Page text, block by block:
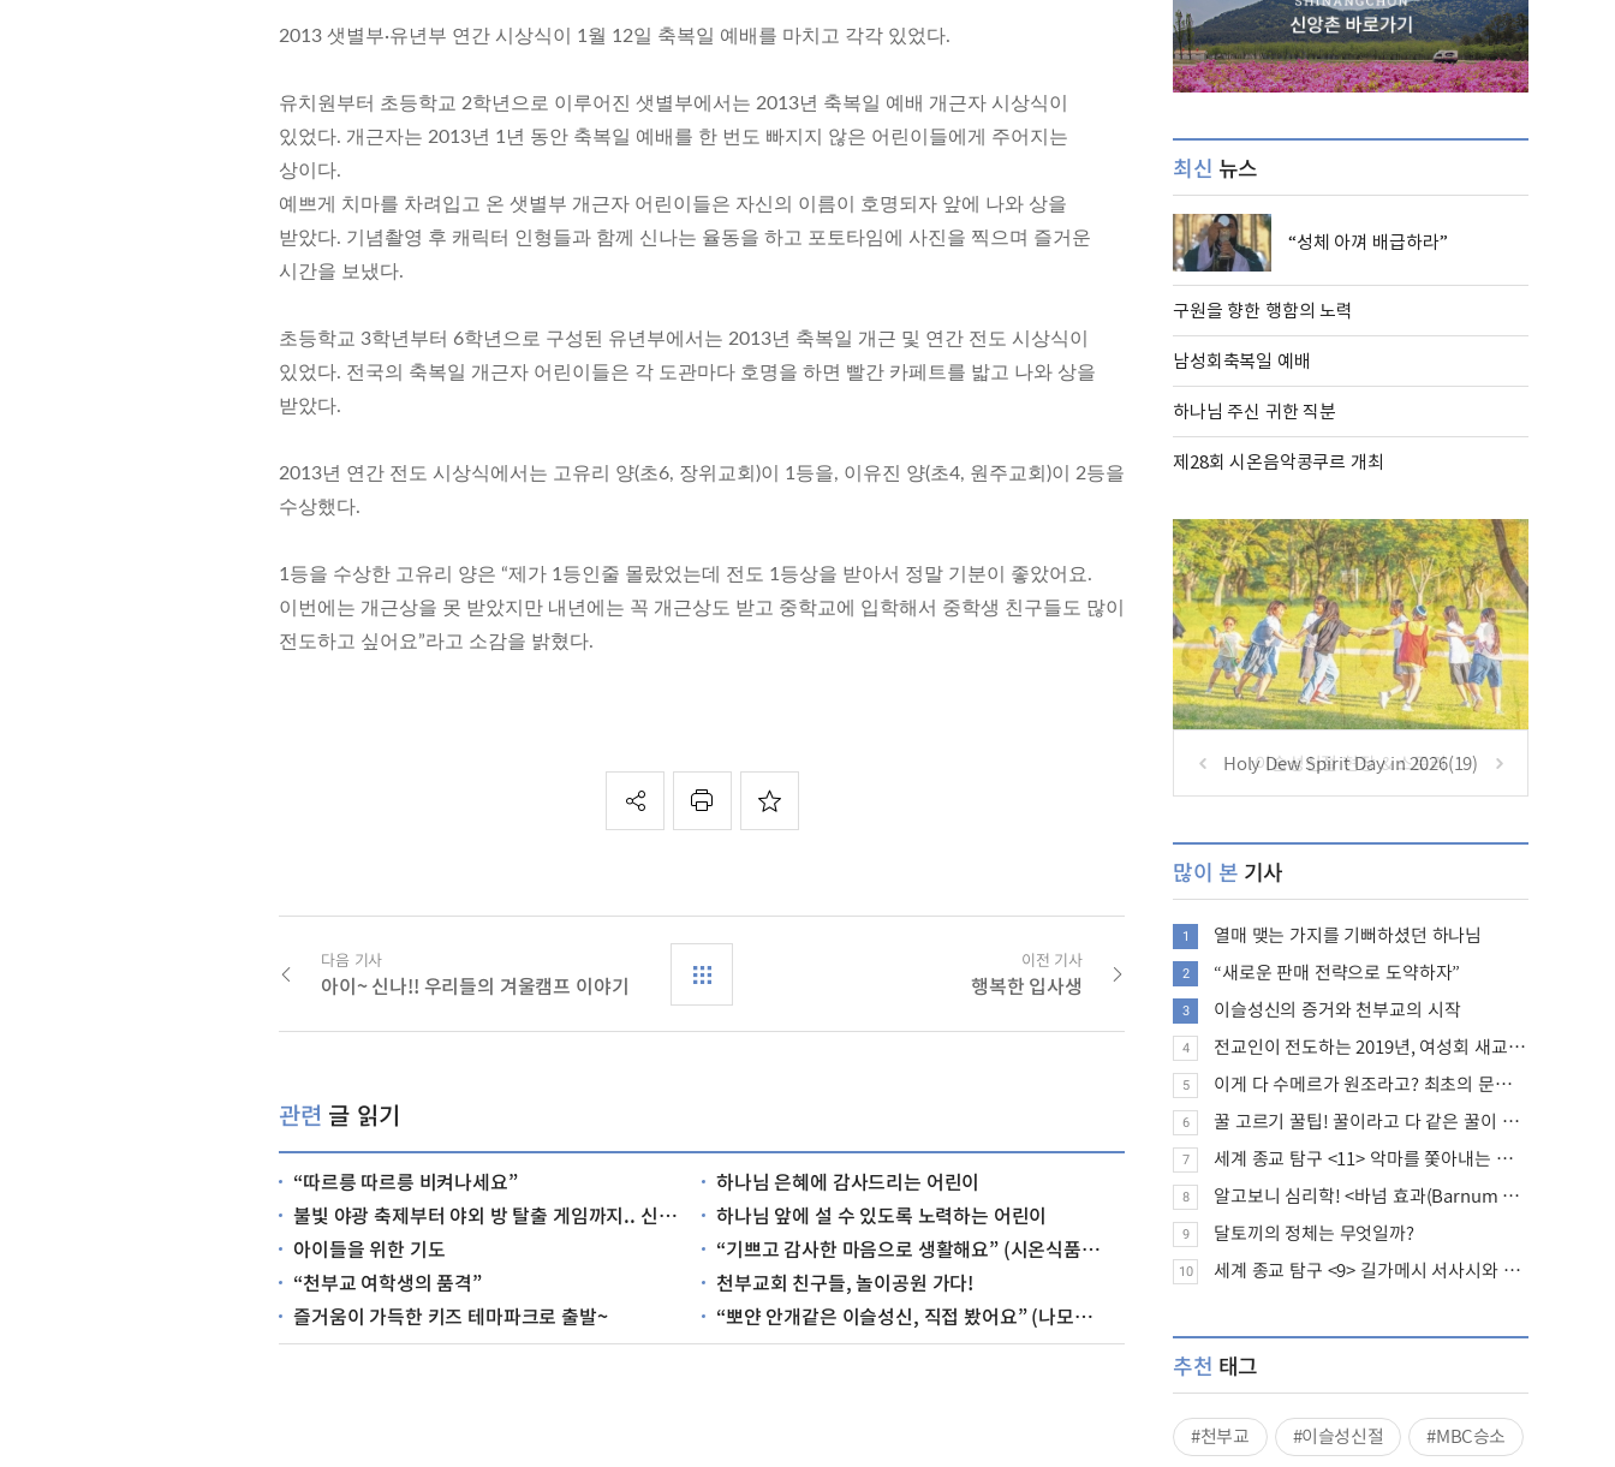
2013 샛별부·유년부 연간 시상식이 1월 12일 축복일 예배를 마치고 각각 있었다.
유치원부터 초등학교 2학년으로 이루어진 샛별부에서는 2013년 축복일 예배 개근자 시상식이
있었다. 개근자는 2013년 1년 동안 축복일 예배를 한 번도 빠지지 않은 어린이들에게 주어지는
상이다.
예쁘게 치마를 차려입고 온 샛별부 개근자 어린이들은 자신의 이름이 호명되자 앞에 나와 상을
받았다. 기념촬영 후 캐릭터 인형들과 함께 신나는 율동을 하고 포토타임에 사진을 찍으며 즐거운
시간을 보냈다.
초등학교 3학년부터 6학년으로 구성된 유년부에서는 2013년 축복일 개근 및 연간 전도 시상식이
있었다. 전국의 축복일 개근자 어린이들은 각 도관마다 호명을 하면 빨간 카페트를 밟고 나와 상을
받았다.
2013년 연간 전도 시상식에서는 고유리 양(초6, 장위교회)이 1등을, 이유진 양(초4, 원주교회)이 2등을
수상했다.
1등을 수상한 고유리 양은 “제가 1등인줄 몰랐었는데 전도 1등상을 받아서 정말 기분이 좋았어요.
이번에는 개근상을 못 받았지만 내년에는 꼭 개근상도 받고 중학교에 입학해서 중학생 친구들도 많이
전도하고 싶어요”라고 소감을 밝혔다.
다음 기사
아이~ 신나!! 우리들의 겨울캠프 이야기
이전 기사
행복한 입사생
관련 글 읽기
“따르릉 따르릉 비켜나세요”
하나님 은혜에 감사드리는 어린이
불빛 야광 축제부터 야외 방 탈출 게임까지.. 신앙촌 캠프 역시 최고!
하나님 앞에 설 수 있도록 노력하는 어린이
아이들을 위한 기도
“기쁘고 감사한 마음으로 생활해요” (시온식품여자고등학교 새내기들)
“천부교 여학생의 품격”
천부교회 친구들, 놀이공원 가다!
즐거움이 가득한 키즈 테마파크로 출발~
“뽀얀 안개같은 이슬성신, 직접 봤어요” (나모나(초5)/성남교회)
최신 뉴스
“성체 아껴 배급하라”
구원을 향한 행함의 노력
남성회축복일 예배
하나님 주신 귀한 직분
제28회 시온음악콩쿠르 개최
Holy Dew Spirit Day in 2026(19)
많이 본 기사
1 열매 맺는 가지를 기뻐하셨던 하나님
2 “새로운 판매 전략으로 도약하자”
3 이슬성신의 증거와 천부교의 시작
4 전교인이 전도하는 2019년, 여성회 새교인 증가 추세
5 이게 다 수메르가 원조라고? 최초의 문명, 수메르는 어떤 문명이었을까?
6 꿀 고르기 꿀팁! 꿀이라고 다 같은 꿀이 아니다!
7 세계 종교 탐구 <11> 악마를 쫓아내는 의식의 뿌리에 대하여
8 알고보니 심리학! <바넘 효과(Barnum effect)>
9 달토끼의 정체는 무엇일까?
10 세계 종교 탐구 <9> 길가메시 서사시와 성경에 대하여
추천 태그
#천부교 #이슬성신절 #MBC승소